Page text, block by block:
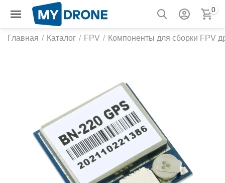
0
Главная / Каталог / FPV / Компоненты для сборки FPV